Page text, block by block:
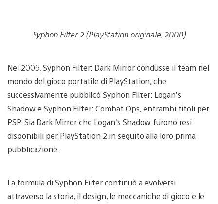
Syphon Filter 2 (PlayStation originale, 2000)
Nel 2006, Syphon Filter: Dark Mirror condusse il team nel
mondo del gioco portatile di PlayStation, che
successivamente pubblicò Syphon Filter: Logan’s
Shadow e Syphon Filter: Combat Ops, entrambi titoli per
PSP. Sia Dark Mirror che Logan’s Shadow furono resi
disponibili per PlayStation 2 in seguito alla loro prima
pubblicazione.
La formula di Syphon Filter continuò a evolversi
attraverso la storia, il design, le meccaniche di gioco e le